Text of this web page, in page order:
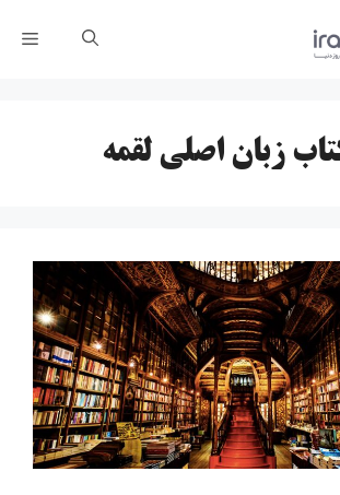
زبان اصلی لقمه